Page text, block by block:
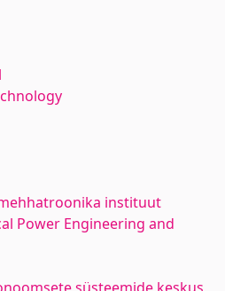
instituut
Power Engineering and